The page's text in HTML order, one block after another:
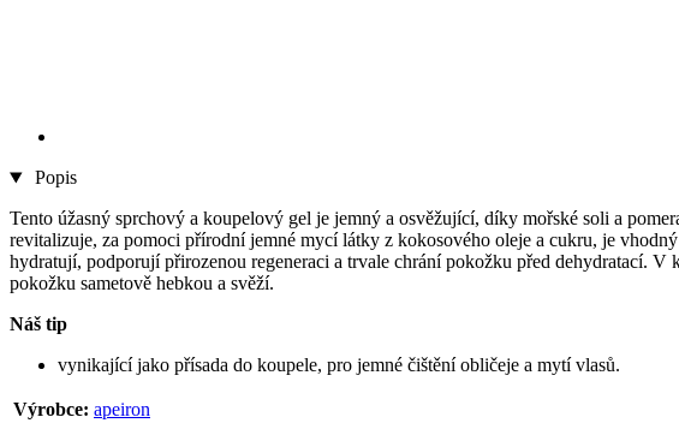
Popis
Tento úžasný sprchový a koupelový gel je jemný a osvěžující, díky mořské soli a
revitalizuje, za pomoci přírodní jemné mycí látky z kokosového oleje a cukru, je
hydratují, podporují přirozenou regeneraci a trvale chrání pokožku před dehydratací.
pokožku sametově hebkou a svěží.
Náš tip
vynikající jako přísada do koupele, pro jemné čištění obličeje a mytí vlasů.
Výrobce: apeiron